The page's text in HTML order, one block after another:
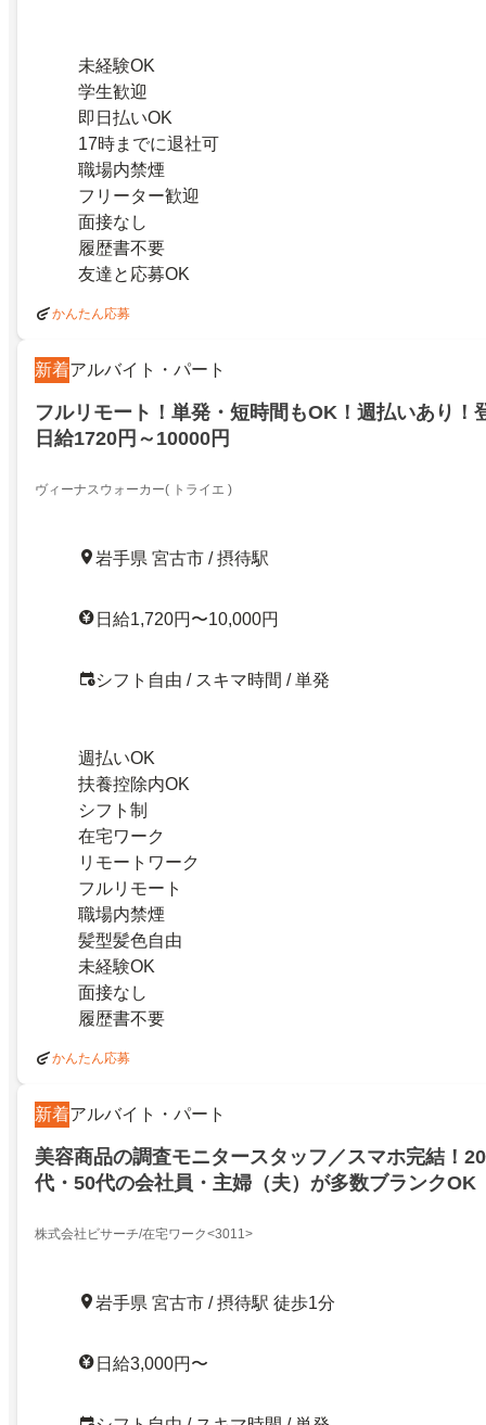
未経験OK
学生歓迎
即日払いOK
17時までに退社可
職場内禁煙
フリーター歓迎
面接なし
履歴書不要
友達と応募OK
かんたん応募
新着アルバイト・パート
フルリモート！単発・短時間もOK！週払いあり！
日給1720円～10000円
ヴィーナスウォーカー( トライエ )
岩手県 宮古市 / 摂待駅
日給1,720円〜10,000円
シフト自由 / スキマ時間 / 単発
週払いOK
扶養控除内OK
シフト制
在宅ワーク
リモートワーク
フルリモート
職場内禁煙
髪型髪色自由
未経験OK
面接なし
履歴書不要
かんたん応募
新着アルバイト・パート
美容商品の調査モニタースタッフ／スマホ完結！
代・50代の会社員・主婦（夫）が多数ブランクOK
株式会社ビサーチ/在宅ワーク<3011>
岩手県 宮古市 / 摂待駅 徒歩1分
日給3,000円〜